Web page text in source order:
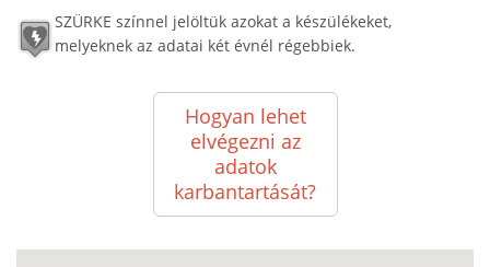
SZÜRKE színnel jelöltük azokat a készülékeket,
melyeknek az adatai két évnél régebbiek.
Hogyan lehet
elvégezni az
adatok
karbantartását?